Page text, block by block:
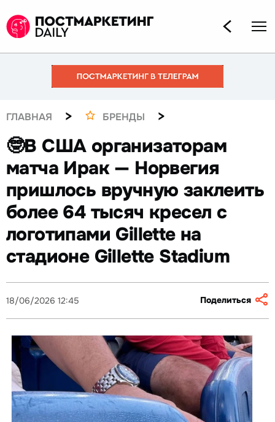
ГЛАВНАЯ > БРЕНДЫ >
🤓В США организаторам
матча Ирак — Норвегия
пришлось вручную заклеить
более 64 тысяч кресел с
логотипами Gillette на
стадионе Gillette Stadium
18/06/2026 12:45 Поделиться